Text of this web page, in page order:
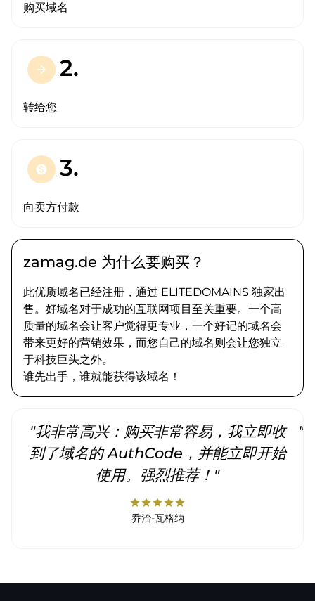
购买域名
arrow_forward 2.
转给您
paid 3.
向卖方付款
zamag.de 为什么要购买？
此优质域名已经注册，通过 ELITEDOMAINS 独家出
售。好域名对于成功的互联网项目至关重要。一个高
质量的域名会让客户觉得更专业，一个好记的域名会
带来更好的营销效果，而您自己的域名则会让您独立
于科技巨头之外。
谁先出手，谁就能获得该域名！
"我非常高兴：购买非常容易，我立即收
到了域名的 AuthCode，并能立即开始
使用。强烈推荐！"
starstarstarstarstar
乔治-瓦格纳
"